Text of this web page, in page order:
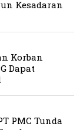
Kesadaran
Korban
Dapat
PMC Tunda